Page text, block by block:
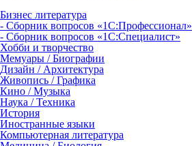
Бизнес литература
- Сборник вопросов «1С:Профессионал»
- Сборник вопросов «1С:Специалист»
Хобби и творчество
Мемуары / Биографии
Дизайн / Архитектура
Живопись / Графика
Кино / Музыка
Наука / Техника
История
Иностранные языки
Компьютерная литература